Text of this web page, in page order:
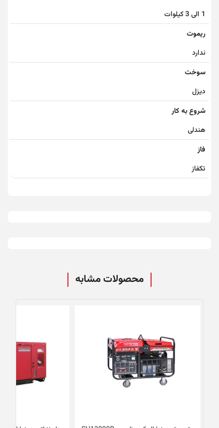
1 الی 3 کیلوات
ریموت
ندارد
سوخت
دیزل
شروع به کار
هندلی
فاز
تکفاز
محصولات مشابه